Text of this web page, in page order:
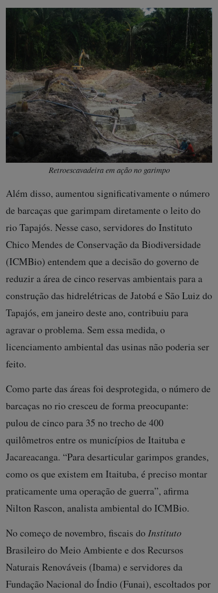
Retroescavadeira em ação no garimpo
Além disso, aumentou significativamente o número
de barcaças que garimpam diretamente o leito do
rio Tapajós. Nesse caso, servidores do Instituto
Chico Mendes de Conservação da Biodiversidade
(ICMBio) entendem que a decisão do governo de
reduzir a área de cinco reservas ambientais para a
construção das hidrelétricas de Jatobá e São Luiz do
Tapajós, em janeiro deste ano, contribuiu para
agravar o problema. Sem essa medida, o
licenciamento ambiental das usinas não poderia ser
feito.
Como parte das áreas foi desprotegida, o número de
barcaças no rio cresceu de forma preocupante:
pulou de cinco para 35 no trecho de 400
quilômetros entre os municípios de Itaituba e
Jacareacanga. “Para desarticular garimpos grandes,
como os que existem em Itaituba, é preciso montar
praticamente uma operação de guerra”, afirma
Nilton Rascon, analista ambiental do ICMBio.
No começo de novembro, fiscais doInstituto
Brasileiro do Meio Ambiente e dos Recursos
Naturais Renováveis (Ibama) e servidores da
Fundação Nacional do Índio (Funai), escoltados por